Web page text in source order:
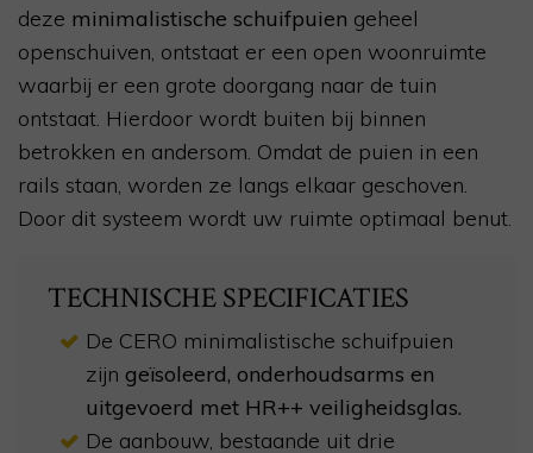
deze minimalistische schuifpuien geheel
openschuiven, ontstaat er een open woonruimte
waarbij er een grote doorgang naar de tuin
ontstaat. Hierdoor wordt buiten bij binnen
betrokken en andersom. Omdat de puien in een
rails staan, worden ze langs elkaar geschoven.
Door dit systeem wordt uw ruimte optimaal benut.
TECHNISCHE SPECIFICATIES
De CERO minimalistische schuifpuien
zijn geïsoleerd, onderhoudsarms en
uitgevoerd met HR++ veiligheidsglas.
De aanbouw, bestaande uit drie